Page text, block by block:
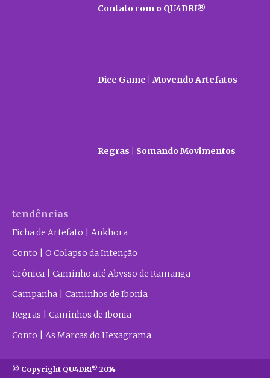
Contato com o QU4DRI®
Dice Game | Movendo Artefatos
Regras | Somando Movimentos
tendências
Ficha de Artefato | Ankhora
Conto | O Colapso da Intenção
Crônica | Caminho até Abysso de Ramanga
Campanha | Caminhos de Ibonia
Regras | Caminhos de Ibonia
Conto | As Marcas do Hexagrama
© Copyright QU4DRI® 2014-